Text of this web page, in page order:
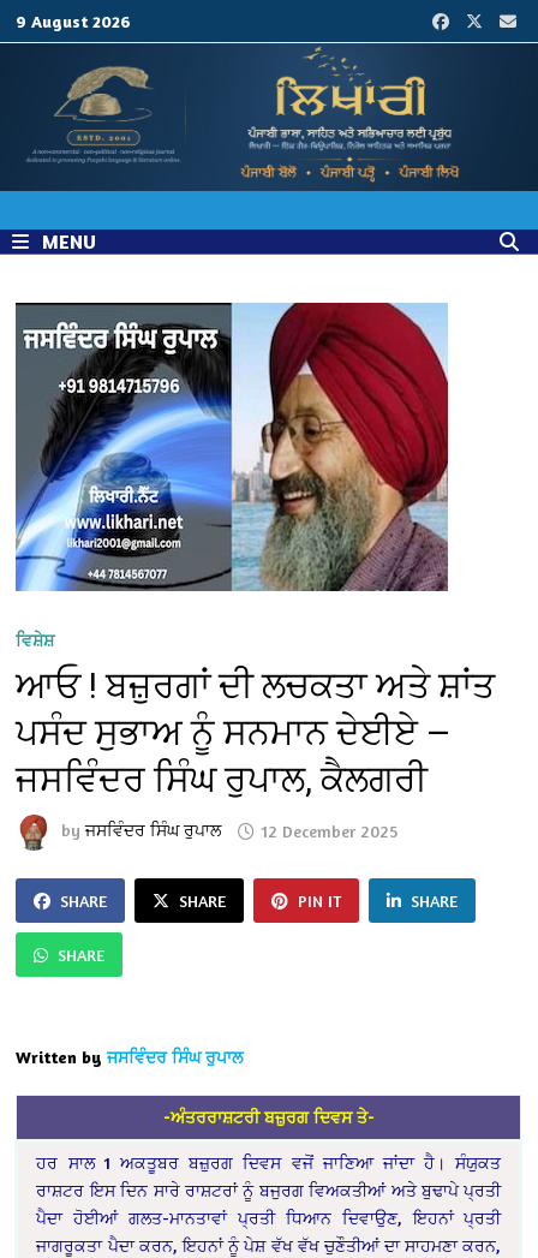
9 August 2026
MENU
ਵਿਸ਼ੇਸ਼
ਆਓ ! ਬਜ਼ੁਰਗਾਂ ਦੀ ਲਚਕਤਾ ਅਤੇ ਸ਼ਾਂਤ
ਪਸੰਦ ਸੁਭਾਅ ਨੂੰ ਸਨਮਾਨ ਦੇਈਏ —
ਜਸਵਿੰਦਰ ਸਿੰਘ ਰੁਪਾਲ, ਕੈਲਗਰੀ
byਜਸਵਿੰਦਰ ਸਿੰਘ ਰੁਪਾਲ 12 December 2025
SHARE SHARE PIN IT SHARE
SHARE
Written by ਜਸਵਿੰਦਰ ਸਿੰਘ ਰੁਪਾਲ
-ਅੰਤਰਰਾਸ਼ਟਰੀ ਬਜ਼ੁਰਗ ਦਿਵਸ ਤੇ-
ਹਰ ਸਾਲ 1 ਅਕਤੂਬਰ ਬਜ਼ੁਰਗ ਦਿਵਸ ਵਜੋਂ ਜਾਣਿਆ ਜਾਂਦਾ ਹੈ। ਸੰਯੁਕਤ
ਰਾਸ਼ਟਰ ਇਸ ਦਿਨ ਸਾਰੇ ਰਾਸ਼ਟਰਾਂ ਨੂੰ ਬਜੁਰਗ ਵਿਅਕਤੀਆਂ ਅਤੇ ਬੁਢਾਪੇ ਪ੍ਰਤੀ
ਪੈਦਾ ਹੋਈਆਂ ਗਲਤ-ਮਾਨਤਾਵਾਂ ਪ੍ਰਤੀ ਧਿਆਨ ਦਿਵਾਉਣ, ਇਹਨਾਂ ਪ੍ਰਤੀ
ਜਾਗਰੂਕਤਾ ਪੈਦਾ ਕਰਨ, ਇਹਨਾਂ ਨੂੰ ਪੇਸ਼ ਵੱਖ ਵੱਖ ਚੁਣੌਤੀਆਂ ਦਾ ਸਾਹਮਣਾ ਕਰਨ,